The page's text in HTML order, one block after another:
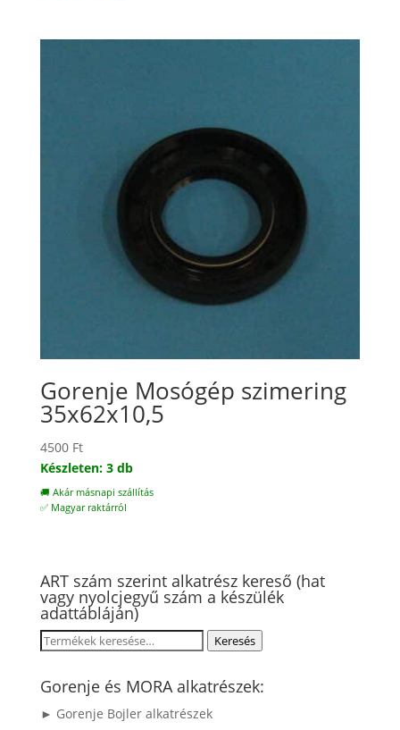
Gorenje Mosógép szimering
35x62x10,5
4500 Ft
Készleten: 3 db
🚚 Akár másnapi szállítás
✅ Magyar raktárról
ART szám szerint alkatrész kereső (hat
vagy nyolcjegyű szám a készülék
adattábláján)
Keresés
következőre:
Keresés
Gorenje és MORA alkatrészek:
► Gorenje Bojler alkatrészek